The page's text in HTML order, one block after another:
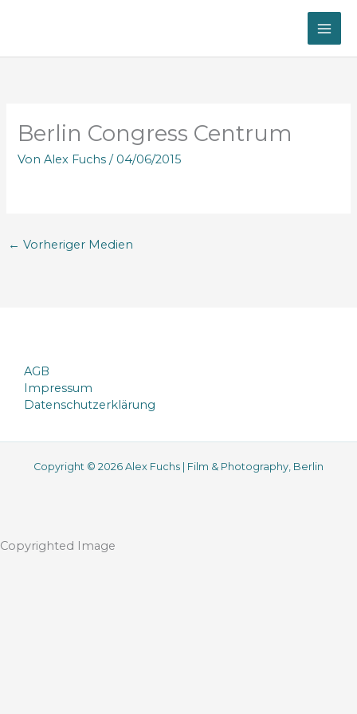
Berlin Congress Centrum
VonAlex Fuchs/ 04/06/2015
← Vorheriger Medien
AGB
Impressum
Datenschutzerklärung
Copyright © 2026 Alex Fuchs | Film & Photography, Berlin
Copyrighted Image